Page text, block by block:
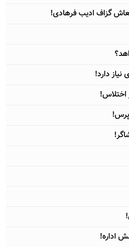
گزاف اديب فرهادی!
دارد!
پرس!
اداره!